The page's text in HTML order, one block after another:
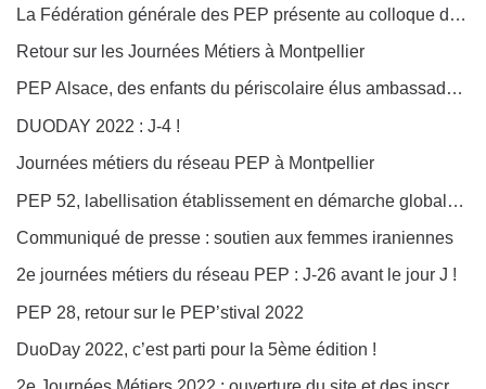
La Fédération générale des PEP présente au colloque de l’Unat « VacancesEnfantsAdos »
Retour sur les Journées Métiers à Montpellier
PEP Alsace, des enfants du périscolaire élus ambassadeurs contre le gaspillage alimentaire
DUODAY 2022 : J-4 !
Journées métiers du réseau PEP à Montpellier
PEP 52, labellisation établissement en démarche globale de développement durable (E3D) pour l’IME Château Renard
Communiqué de presse : soutien aux femmes iraniennes
2e journées métiers du réseau PEP : J-26 avant le jour J !
PEP 28, retour sur le PEP’stival 2022
DuoDay 2022, c’est parti pour la 5ème édition !